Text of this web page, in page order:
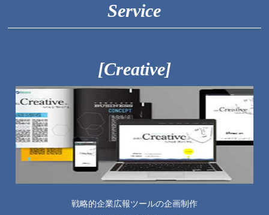
Service
[Creative]
戦略的企業広報ツールの企画制作